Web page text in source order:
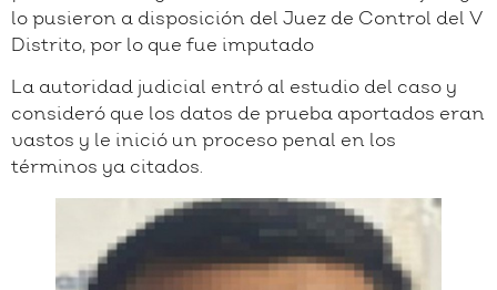
lo pusieron a disposición del Juez de Control del V
Distrito, por lo que fue imputado
La autoridad judicial entró al estudio del caso y
consideró que los datos de prueba aportados eran
vastos y le inició un proceso penal en los
términos ya citados.